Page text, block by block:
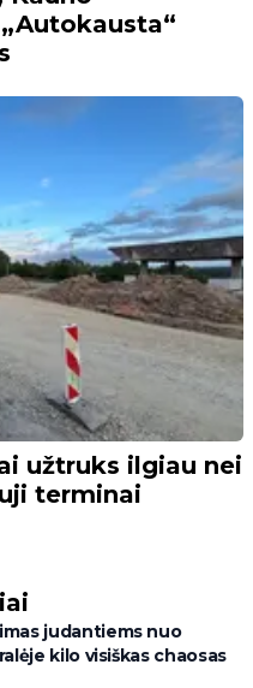
užtruks ilgiau nei
terminai
judantiems nuo
kilo visiškas chaosas